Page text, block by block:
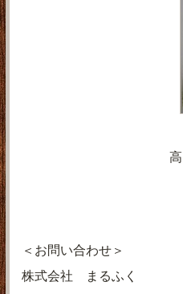
＜お問い合わせ＞
株式会社 まるふく